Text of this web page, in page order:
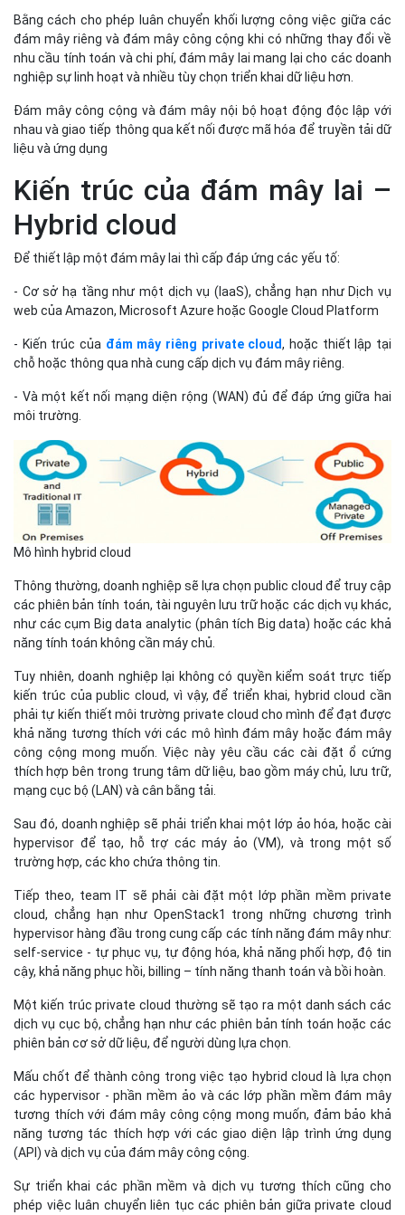
Bằng cách cho phép luân chuyển khối lượng công việc giữa các
đám mây riêng và đám mây công cộng khi có những thay đổi về
nhu cầu tính toán và chi phí, đám mây lai mang lại cho các doanh
nghiệp sự linh hoạt và nhiều tùy chọn triển khai dữ liệu hơn.
Đám mây công cộng và đám mây nội bộ hoạt động độc lập với
nhau và giao tiếp thông qua kết nối được mã hóa để truyền tải dữ
liệu và ứng dụng
Kiến trúc của đám mây lai –
Hybrid cloud
Để thiết lập một đám mây lai thì cấp đáp ứng các yếu tố:
- Cơ sở hạ tầng như một dịch vụ (IaaS), chẳng hạn như Dịch vụ
web của Amazon, Microsoft Azure hoặc Google Cloud Platform
- Kiến trúc của đám mây riêng private cloud, hoặc thiết lập tại
chỗ hoặc thông qua nhà cung cấp dịch vụ đám mây riêng.
- Và một kết nối mạng diện rộng (WAN) đủ để đáp ứng giữa hai
môi trường.
Mô hình hybrid cloud
Thông thường, doanh nghiệp sẽ lựa chọn public cloud để truy cập
các phiên bản tính toán, tài nguyên lưu trữ hoặc các dịch vụ khác,
như các cụm Big data analytic (phân tích Big data) hoặc các khả
năng tính toán không cần máy chủ.
Tuy nhiên, doanh nghiệp lại không có quyền kiểm soát trực tiếp
kiến trúc của public cloud, vì vậy, để triển khai, hybrid cloud cần
phải tự kiến thiết môi trường private cloud cho mình để đạt được
khả năng tương thích với các mô hình đám mây hoặc đám mây
công cộng mong muốn. Việc này yêu cầu các cài đặt ổ cứng
thích hợp bên trong trung tâm dữ liệu, bao gồm máy chủ, lưu trữ,
mạng cục bộ (LAN) và cân bằng tải.
Sau đó, doanh nghiệp sẽ phải triển khai một lớp ảo hóa, hoặc cài
hypervisor để tạo, hỗ trợ các máy ảo (VM), và trong một số
trường hợp, các kho chứa thông tin.
Tiếp theo, team IT sẽ phải cài đặt một lớp phần mềm private
cloud, chẳng hạn như OpenStack1 trong những chương trình
hypervisor hàng đầu trong cung cấp các tính năng đám mây như:
self-service - tự phục vụ, tự động hóa, khả năng phối hợp, độ tin
cậy, khả năng phục hồi, billing – tính năng thanh toán và bồi hoàn.
Một kiến trúc private cloud thường sẽ tạo ra một danh sách các
dịch vụ cục bộ, chẳng hạn như các phiên bản tính toán hoặc các
phiên bản cơ sở dữ liệu, để người dùng lựa chọn.
Mấu chốt để thành công trong việc tạo hybrid cloud là lựa chọn
các hypervisor - phần mềm ảo và các lớp phần mềm đám mây
tương thích với đám mây công cộng mong muốn, đảm bảo khả
năng tương tác thích hợp với các giao diện lập trình ứng dụng
(API) và dịch vụ của đám mây công cộng.
Sự triển khai các phần mềm và dịch vụ tương thích cũng cho
phép việc luân chuyển liên tục các phiên bản giữa private cloud